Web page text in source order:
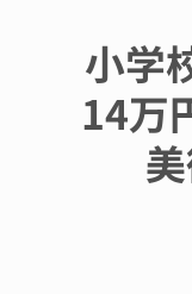
小学
14万